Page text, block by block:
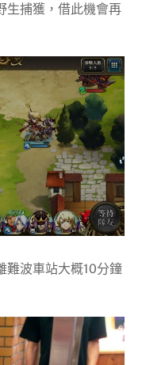
生捕獲，借此機會再
難波車站大概10分鐘